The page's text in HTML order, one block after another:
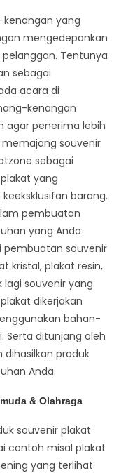
yang
mengedepankan
Tentunya
sebagai
acara di
kenangan
agar penerima lebih
souvenir
sebagai
yang
barang.
pembuatan
yang Anda
pembuatan souvenir
kristal, plakat resin,
souvenir yang
dikerjakan
bahan-
Serta ditunjang oleh
dihasilkan produk
Anda.
& Olahraga
souvenir plakat
contoh misal plakat
yang terlihat